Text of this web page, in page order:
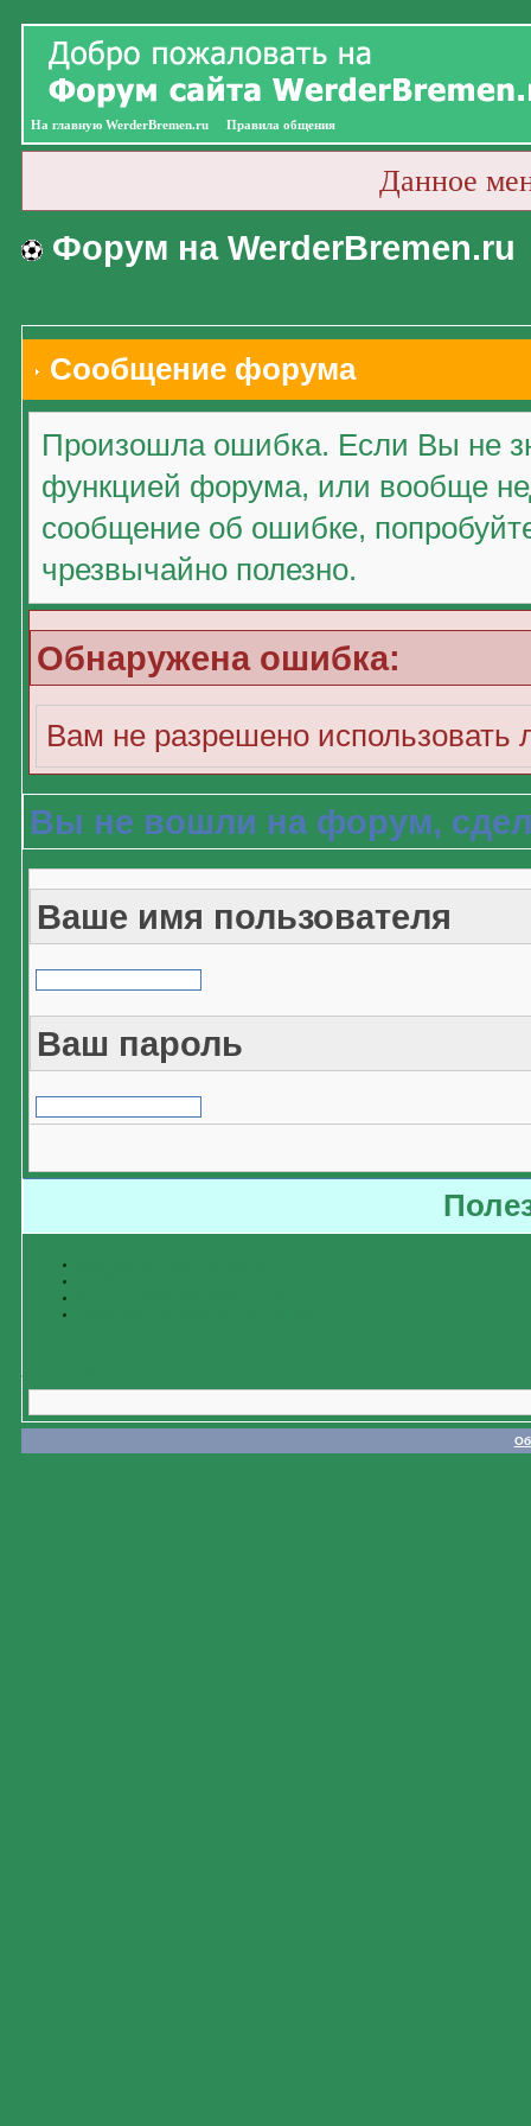
На главную WerderBremen.ru Правила общения
Данное
Форум на WerderBremen.ru
Сообщение форума
Произошла ошибка. Если Вы не
функцией форума, или вообще
сообщение об ошибке,
чрезвычайно полезно.
Обнаружена ошибка:
Вам не разрешено
Вы не вошли на форум,
Ваше имя пользователя
Ваш пароль